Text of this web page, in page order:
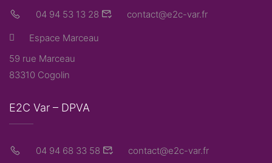
04 94 53 13 28 contact@e2c-var.fr
Espace Marceau
59 rue Marceau
83310 Cogolin
E2C Var – DPVA
04 94 68 33 58 contact@e2c-var.fr